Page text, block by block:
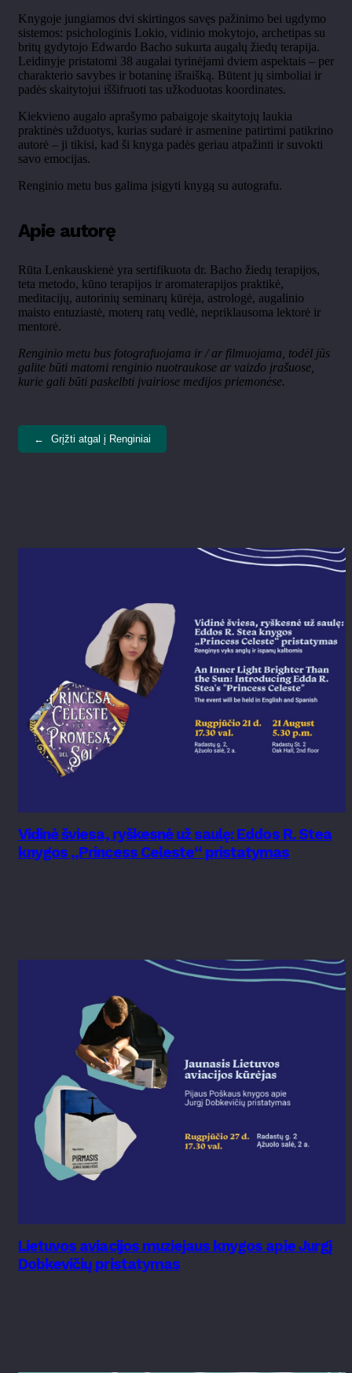
Knygoje jungiamos dvi skirtingos savęs pažinimo bei ugdymo
sistemos: psichologinis Lokio, vidinio mokytojo, archetipas su
britų gydytojo Edwardo Bacho sukurta augalų žiedų terapija.
Leidinyje pristatomi 38 augalai tyrinėjami dviem aspektais – per
charakterio savybes ir botaninę išraišką. Būtent jų simboliai ir
padės skaitytojui iššifruoti tas užkoduotas koordinates.
Kiekvieno augalo aprašymo pabaigoje skaitytojų laukia
praktinės užduotys, kurias sudarė ir asmenine patirtimi patikrino
autorė – ji tikisi, kad ši knyga padės geriau atpažinti ir suvokti
savo emocijas.
Renginio metu bus galima įsigyti knygą su autografu.
Apie autorę
Rūta Lenkauskienė yra sertifikuota dr. Bacho žiedų terapijos,
teta metodo, kūno terapijos ir aromaterapijos praktikė,
meditacijų, autorinių seminarų kūrėja, astrologė, augalinio
maisto entuziastė, moterų ratų vedlė, nepriklausoma lektorė ir
mentorė.
Renginio metu bus fotografuojama ir / ar filmuojama, todėl jūs
galite būti matomi renginio nuotraukose ar vaizdo įrašuose,
kurie gali būti paskelbti įvairiose medijos priemonėse.
← Grįžti atgal į Renginiai
Vidinė šviesa, ryškesnė už saulę: Eddos R. Stea
knygos „Princess Celeste“ pristatymas
Lietuvos aviacijos muziejaus knygos apie Jurgį
Dobkevičių pristatymas